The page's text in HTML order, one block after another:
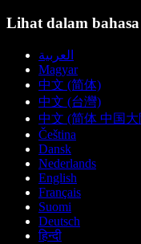
Lihat dalam
العربية
Magyar
中文 (简体)
中文 (台灣)
中文 (简体 中国大
Čeština
Dansk
Nederlands
English
Français
Suomi
Deutsch
हिन्दी